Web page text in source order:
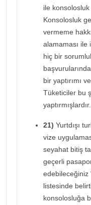
ile konsolosluk
Konsolosluk
vermeme
alamaması ile
hiç bir
bir yaptırımı
Tüketiciler bu
yaptırmışlardır.
21) Yurtdışı
vize
seyahat bitiş
geçerli
edebileceğiniz
listesinde
konsolosluğa